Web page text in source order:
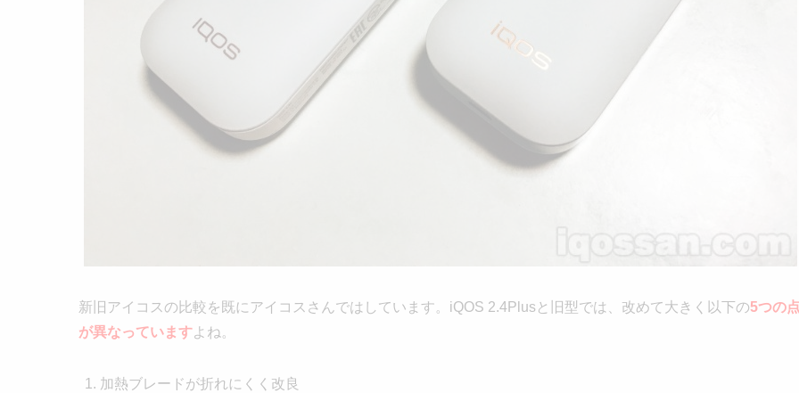
新旧アイコスの比較を既にアイコスさんではしています。iQOS 2.4Plusと旧型では、改めて大きく以下の5つの
が異なっていますよね。
加熱ブレードが折れにくく改良